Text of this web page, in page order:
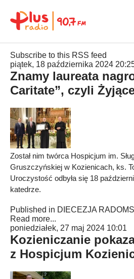
Subscribe to this RSS feed
piątek, 18 października 2024
Znamy laureata
Caritate”, czyli
Został nim twórca Hospicjum im.
Gruszczyńskiej w Kozienicach, ks.
Uroczystość odbyła się 18
katedrze.
Published in DIECEZJA
Read more...
poniedziałek, 27 maj 2024 10:01
Kozieniczanie
z Hospicjum